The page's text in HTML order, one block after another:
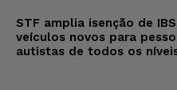
STF amplia isenção de
veículos novos para
autistas de todos os